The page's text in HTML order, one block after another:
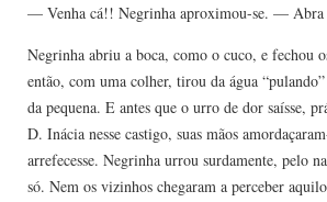
— Venha cá!! Negrinha aproximou-se. — Abra
Negrinha abriu a boca, como o cuco, e fechou
então, com uma colher, tirou da água
da pequena. E antes que o urro de dor saísse,
D. Inácia nesse castigo, suas mãos
arrefecesse. Negrinha urrou surdamente, pelo
só. Nem os vizinhos chegaram a perceber